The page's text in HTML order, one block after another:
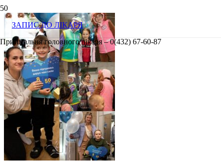
ЗАПИС ДО ЛІКАРЯ
Приймальня головного лікаря – 0(432) 67-60-87